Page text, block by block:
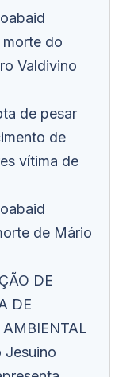
morte do
Valdivino
de pesar
de
vítima de
de Mário
DE
DE
AMBIENTAL
Jesuino